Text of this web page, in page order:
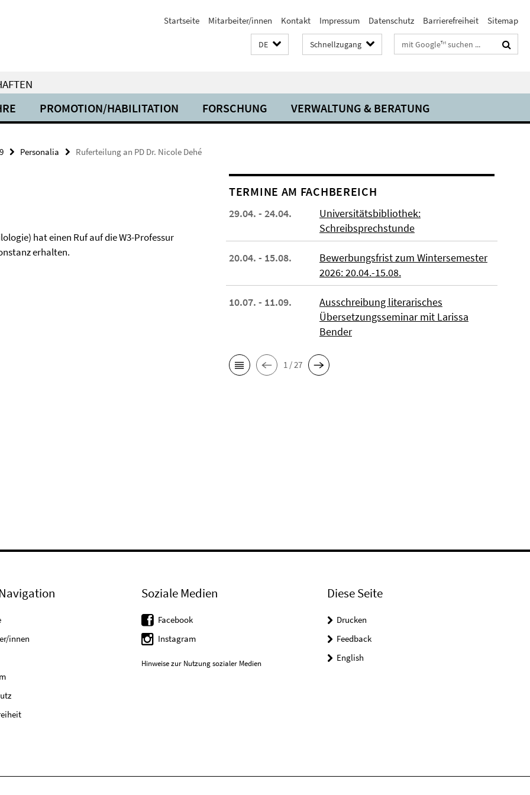
Startseite Mitarbeiter/innen Kontakt Impressum Datenschutz Barrierefreiheit Sitemap
DE Schnellzugang Suchbegriffe
PROMOTION/HABILITATION FORSCHUNG VERWALTUNG & BERATUNG
Personalia Ruferteilung an PD Dr. Nicole Dehé
hat einen Ruf auf die W3-Professur
erhalten.
TERMINE AM FACHBEREICH
29.04. - 24.04.
Universitätsbibliothek:
Schreibsprechstunde
20.04. - 15.08.
Bewerbungsfrist zum Wintersemester
2026: 20.04.-15.08.
10.07. - 11.09.
Ausschreibung literarisches
Übersetzungsseminar mit Larissa
Bender
1 / 27
innen
Soziale Medien
Facebook
Instagram
Hinweise zur Nutzung sozialer Medien
Diese Seite
Drucken
Feedback
English